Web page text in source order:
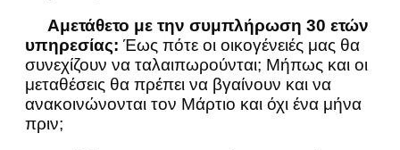
Αμετάθετο με την συμπλήρωση 30 ετών
υπηρεσίας: Έως πότε οι οικογένειές μας θα
συνεχίζουν να ταλαιπωρούνται; Μήπως και οι
μεταθέσεις θα πρέπει να βγαίνουν και να
ανακοινώνονται τον Μάρτιο και όχι ένα μήνα
πριν;